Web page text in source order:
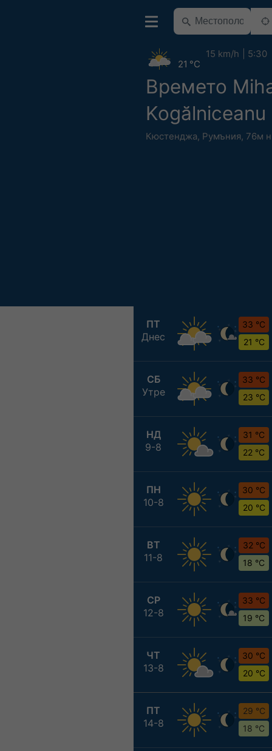
Времето
Kogălniceanu
Кюстенджа, Румъния, 76м
21 °C
15 km/h 5:30
ПТ
Днес
33 °C
21 °C
СБ
Утре
33 °C
23 °C
НД
9-8
31 °C
22 °C
ПН
10-8
30 °C
20 °C
ВТ
11-8
32 °C
18 °C
СР
12-8
33 °C
19 °C
ЧТ
13-8
30 °C
20 °C
ПТ
14-8
29 °C
18 °C